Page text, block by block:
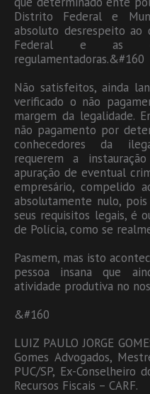
Distrito Federal e
absoluto desrespeito ao
Federal e as
regulamentadoras.&#160
Não satisfeitos, ainda
verificado o não
margem da legalidade.
não pagamento por
conhecedores da
requerem a
apuração de eventual
empresário, compelido
absolutamente nulo,
seus requisitos legais, é
de Polícia, como se
Pasmem, mas isto
pessoa insana que
atividade produtiva no
&#160
LUIZ PAULO JORGE
Gomes Advogados,
PUC/SP, Ex-Conselheiro
Recursos Fiscais – CARF.